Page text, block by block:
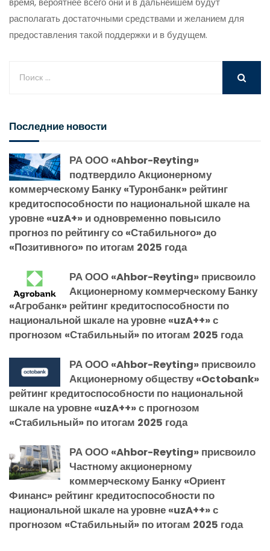
располагать достаточными средствами и желанием для
предоставления такой поддержки и в будущем.
Последние новости
РА ООО «Ahbor-Reyting»
подтвердило Акционерному
коммерческому Банку «Туронбанк» рейтинг
кредитоспособности по национальной шкале на
уровне «uzA+» и одновременно повысило
прогноз по рейтингу со «Стабильного» до
«Позитивного» по итогам 2025 года
РА ООО «Ahbor-Reyting» присвоило
Акционерному коммерческому Банку
«Агробанк» рейтинг кредитоспособности по
национальной шкале на уровне «uzA++» с
прогнозом «Стабильный» по итогам 2025 года
РА ООО «Ahbor-Reyting» присвоило
Акционерному обществу «Octobank»
рейтинг кредитоспособности по национальной
шкале на уровне «uzA++» с прогнозом
«Стабильный» по итогам 2025 года
РА ООО «Ahbor-Reyting» присвоило
Частному акционерному
коммерческому Банку «Ориент
Финанс» рейтинг кредитоспособности по
национальной шкале на уровне «uzA++» с
прогнозом «Стабильный» по итогам 2025 года